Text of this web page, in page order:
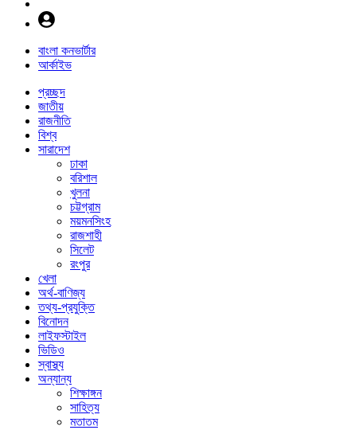
বাংলা কনভার্টার
আর্কাইভ
প্রচ্ছদ
জাতীয়
রাজনীতি
বিশ্ব
সারাদেশ
ঢাকা
বরিশাল
খুলনা
চট্টগ্রাম
ময়মনসিংহ
রাজশাহী
সিলেট
রংপুর
খেলা
অর্থ-বাণিজ্য
তথ্য-প্রযুক্তি
বিনোদন
লাইফস্টাইল
ভিডিও
স্বাস্থ্য
অন্যান্য
শিক্ষাঙ্গন
সাহিত্য
মতাতম